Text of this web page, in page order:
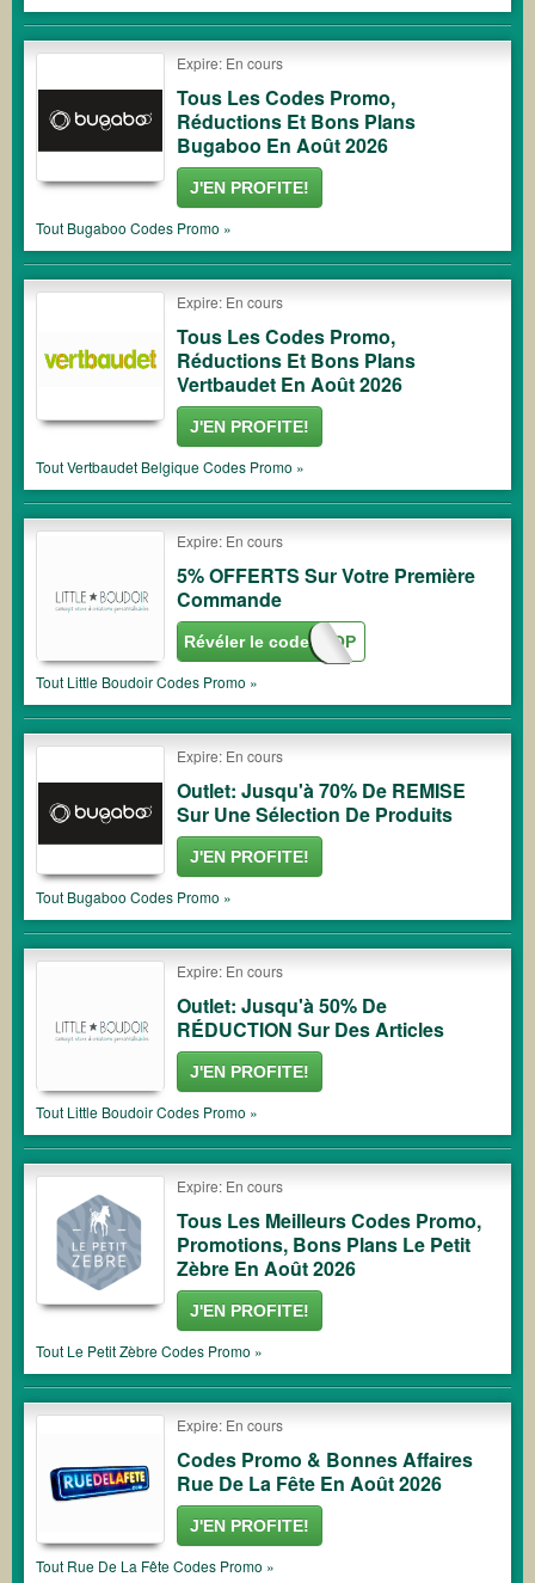
Expire: En cours
Tous Les Codes Promo,
Réductions Et Bons Plans
Bugaboo En Août 2026
J'EN PROFITE!
Tout Bugaboo Codes Promo »
Expire: En cours
Tous Les Codes Promo,
Réductions Et Bons Plans
Vertbaudet En Août 2026
J'EN PROFITE!
ToutVertbaudet BelgiqueCodes Promo »
Expire: En cours
5% OFFERTS Sur Votre Première
Commande
BIENVENUE-POP
Révéler le code
Tout Little BoudoirCodes Promo »
Expire: En cours
Outlet: Jusqu'à 70% De REMISE
Sur Une Sélection De Produits
J'EN PROFITE!
Tout Bugaboo Codes Promo »
Expire: En cours
Outlet: Jusqu'à 50% De
RÉDUCTION Sur Des Articles
J'EN PROFITE!
Tout Little BoudoirCodes Promo »
Expire: En cours
Tous Les Meilleurs Codes Promo,
Promotions, Bons Plans Le Petit
Zèbre En Août 2026
J'EN PROFITE!
Tout Le Petit ZèbreCodes Promo »
Expire: En cours
Codes Promo & Bonnes Affaires
Rue De La Fête En Août 2026
J'EN PROFITE!
Tout Rue De La FêteCodes Promo »